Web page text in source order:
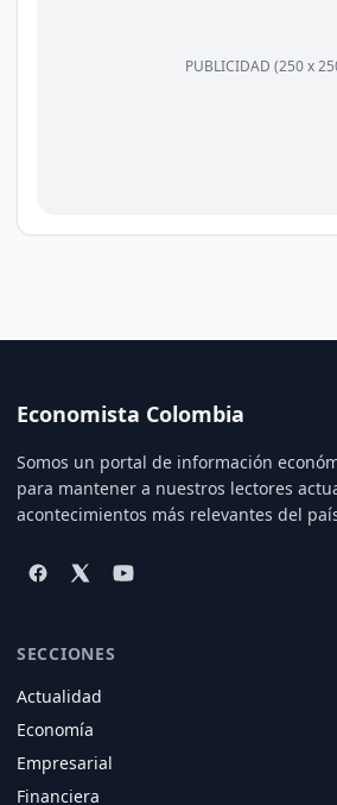
PUBLICIDAD (250 x
Economista Colombia
Somos un portal de información
para mantener a nuestros lectores
acontecimientos más relevantes del
SECCIONES
Actualidad
Economía
Empresarial
Financiera